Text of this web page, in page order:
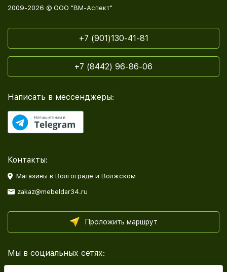
2009-2026 © ООО "ВМ-Аспект"
+7 (901)130-41-81
+7 (8442) 96-86-06
Написать в мессенджеры:
Контакты:
Магазины в Волгограде и Волжском
zakaz@mebeldar34.ru
Проложить маршрут
Мы в социальных сетях: